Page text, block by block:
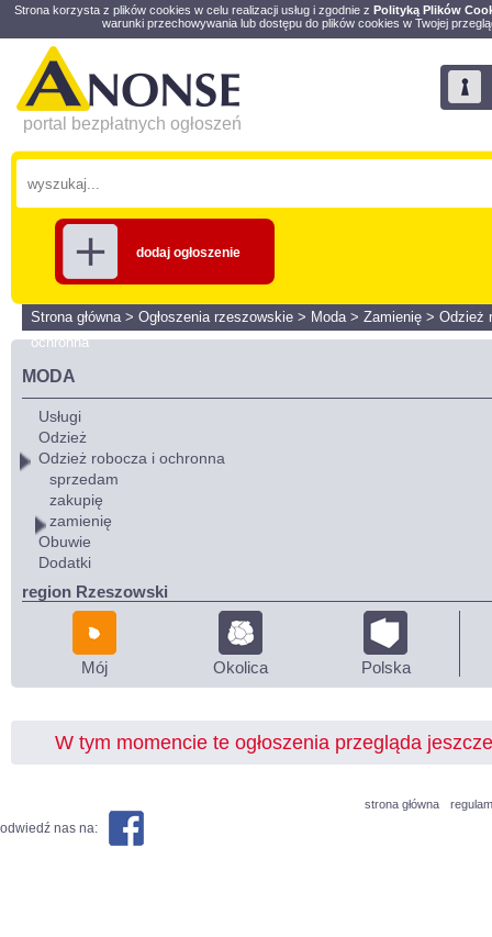
Strona korzysta z plików cookies w celu realizacji usług i zgodnie z Polityką Plików
warunki przechowywania lub dostępu do plików cookies w Twojej
portal bezpłatnych ogłoszeń
dodaj ogłoszenie
Strona główna> Ogłoszenia rzeszowskie > Moda> Zamienię > Odzież
ochronna
MODA
Usługi
Odzież
Odzież robocza i ochronna
sprzedam
zakupię
zamienię
Obuwie
Dodatki
region Rzeszowski
Mój Okolica Polska
W tym momencie te ogłoszenia przegląda
strona główna
odwiedź nas na: